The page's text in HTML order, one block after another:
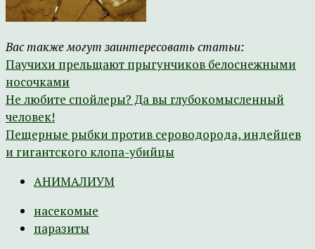
Вас также могут заинтересовать статьи:
Паучихи прельщают прыгунчиков белоснежными
носочками
Не любите спойлеры? Да вы глубокомысленный
человек!
Пещерные рыбки против сероводорода, индейцев
и гигантского клопа-убийцы
АНИМАЛИУМ
насекомые
паразиты